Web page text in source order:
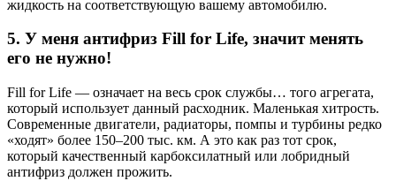
жидкость на соответствующую вашему автомобилю.
5. У меня антифриз Fill for Life, значит менять
его не нужно!
Fill for Life — означает на весь срок службы… того агрегата,
который использует данный расходник. Маленькая хитрость.
Современные двигатели, радиаторы, помпы и турбины редко
«ходят» более 150–200 тыс. км. А это как раз тот срок,
который качественный карбоксилатный или лобридный
антифриз должен прожить.